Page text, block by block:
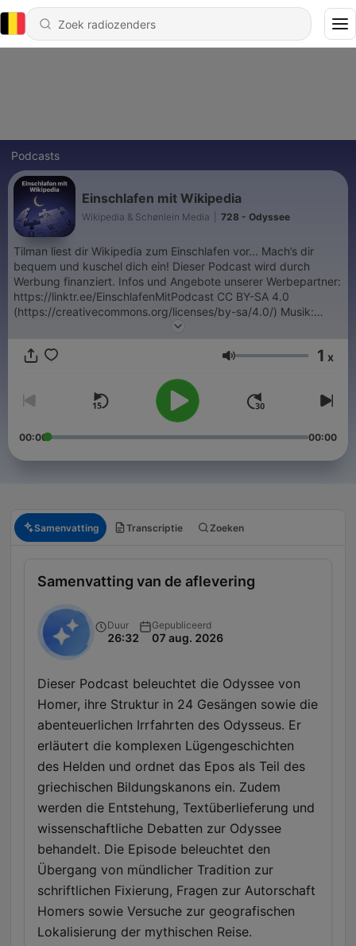
Podcasts
Einschlafen mit Wikipedia
Wikipedia & Schønlein Media 728 - Odyssee
Tilman liest dir Wikipedia zum Einschlafen vor... Mach’s dir
bequem und kuschel dich ein! Dieser Podcast wird durch
Werbung finanziert. Infos und Angebote unserer Werbepartner:
https://linktr.ee/EinschlafenMitPodcast CC BY-SA 4.0
(https://creativecommons.org/licenses/by-sa/4.0/) Musik:
LAKEY INSPIRED - Better Days
3.0 (https://creativecommons.org/licenses/by-sa/3.0/)
Volume 1 x
00:00 00:00
Samenvatting Transcriptie Zoeken
Samenvatting van de aflevering
Duur
26:32
Gepubliceerd
07 aug. 2026
Dieser Podcast beleuchtet die Odyssee von
Homer, ihre Struktur in 24 Gesängen sowie die
abenteuerlichen Irrfahrten des Odysseus. Er
erläutert die komplexen Lügengeschichten
des Helden und ordnet das Epos als Teil des
griechischen Bildungskanons ein. Zudem
werden die Entstehung, Textüberlieferung und
wissenschaftliche Debatten zur Odyssee
behandelt. Die Episode beleuchtet den
Übergang von mündlicher Tradition zur
schriftlichen Fixierung, Fragen zur Autorschaft
Homers sowie Versuche zur geografischen
Lokalisierung der mythischen Reise.